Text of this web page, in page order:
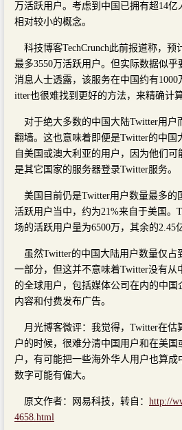
万活跃用户。考虑到中国已拥有超14亿
相对较小的概念。
科技博客TechCrunch此前报道称，
最多3550万活跃用户。但实际数据似
消息人士透露，该服务在中国约有
itter也很难找到更好的方法，来精确计
对于绝大多数的中国大陆Twitter用户
翻墙。这也意味着即便是Twitter的中国
自美国或澳大利亚的用户，因为他们
是其它国家的服务器登录Twitter服务。
美国目前仍是Twitter用户数量最多的
活跃用户当中，约为21%来自于美国。
场的活跃用户量为6500万，其余的2.45
虽然Twitter的中国大陆用户数量仅
一部分，但这并不意味着Twitter没有从
的全球用户，包括媒体公司在内的中
内容和付费发布广告。
月光博客微评：我觉得，Twitter在估
户的时候，很难分清中国用户和在美国
户，有可能把一些海外华人用户也算成
数字可能有偏大。
原文作者：网易科技，转自： http://
4658.html